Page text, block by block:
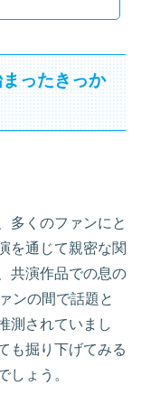
ったきっか
多くのファンにと
を通じて親密な関
共演作品での息の
ンの間で話題と
測されていまし
も掘り下げてみる
しょう。